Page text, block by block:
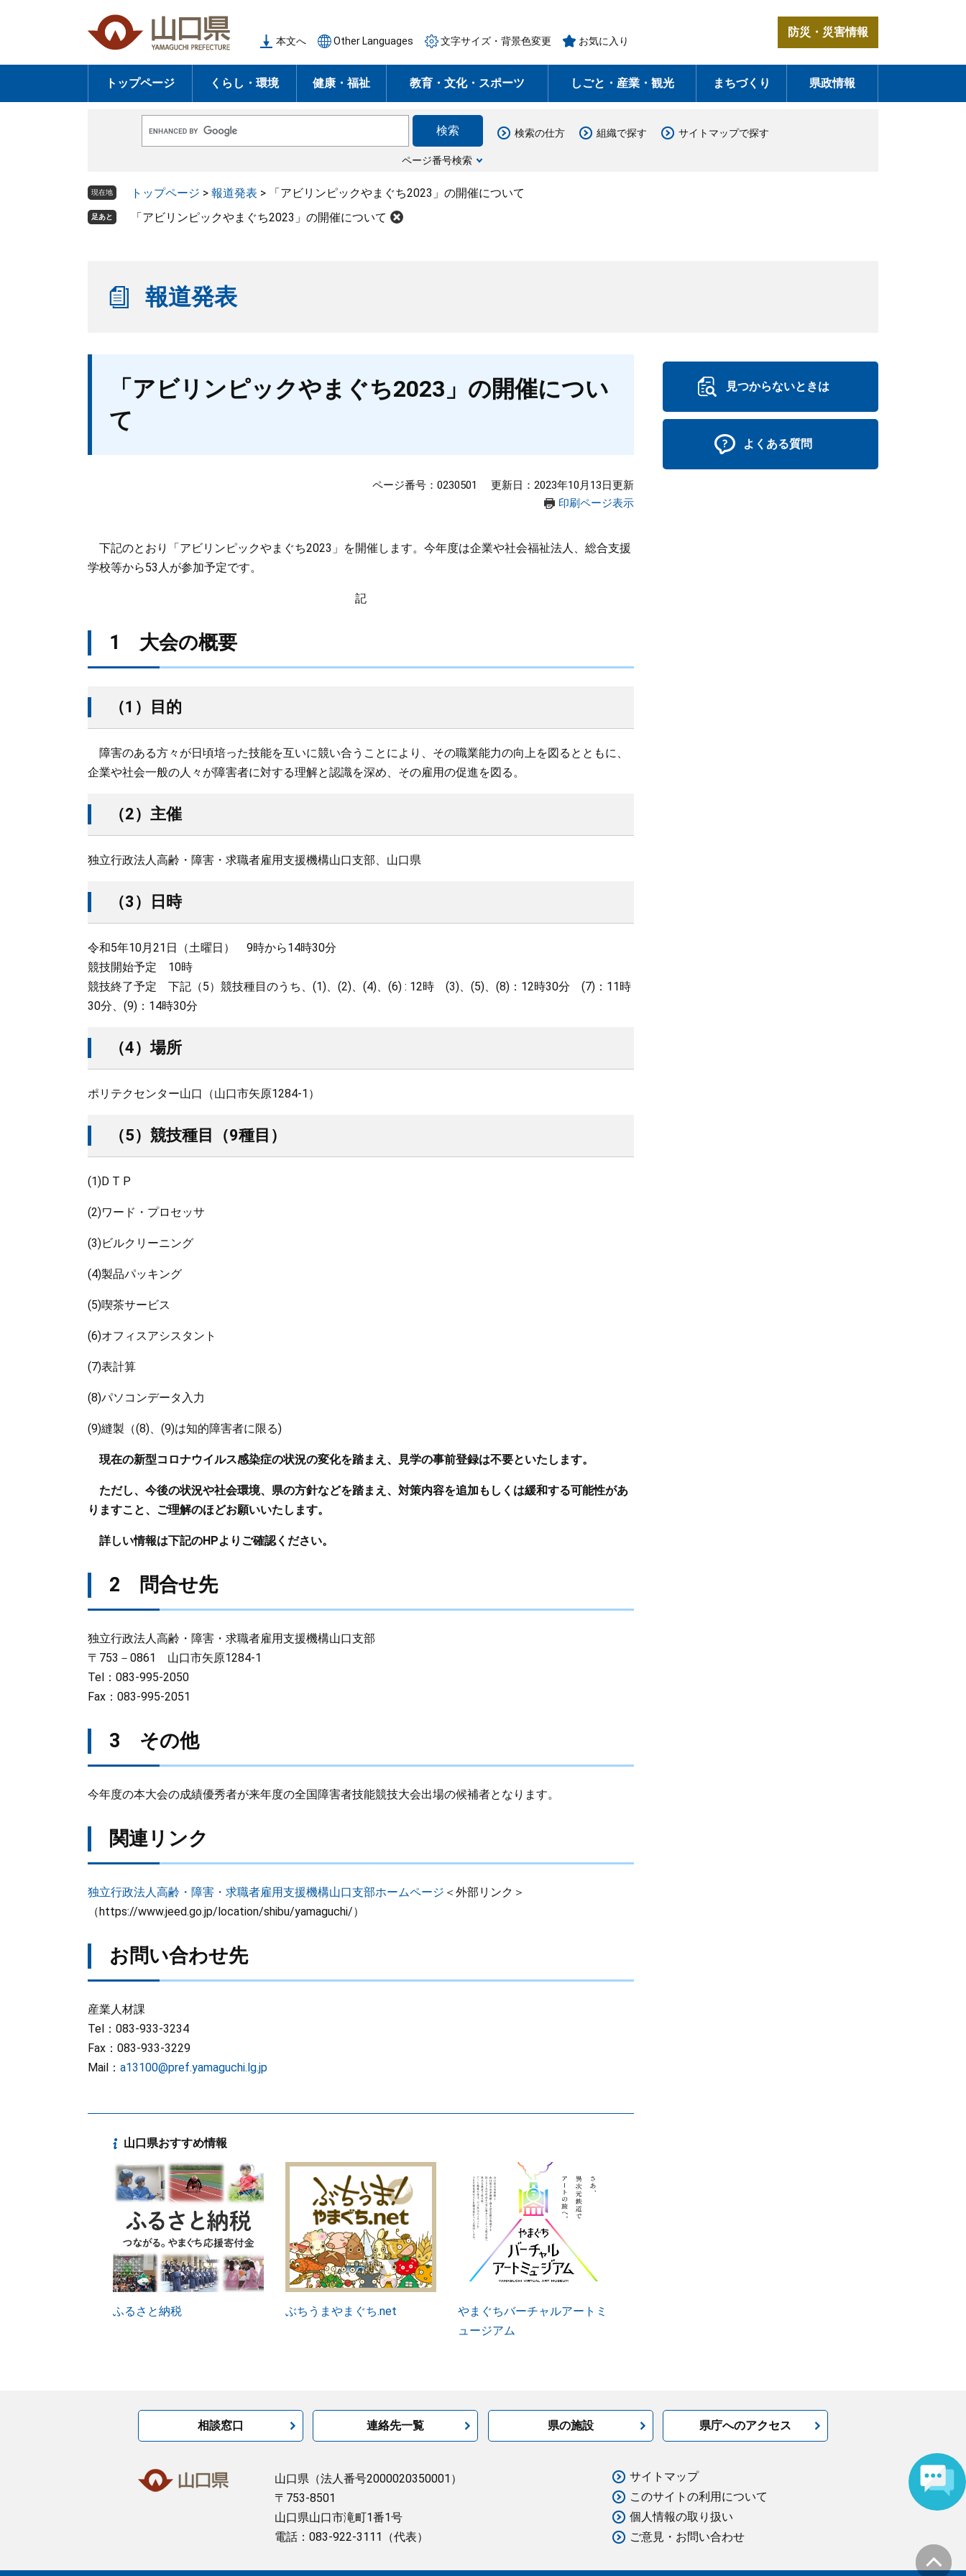
の
頭
ー
飛
本文へ Other Languages 文字サイズ・背景色変更 お気に入り
防災・災害情報
トップページ くらし・環境 健康・福祉 教育・文化・スポーツ しごと・産業・観光 まちづくり 県政情報
o
e
ス
ページ番号検索
検索の仕方 組織で探す サイトマップで探す
現在地 トップページ > 報道発表 > 「アビリンピックやまぐち2023」の開催について
足あと 「アビリンピックやまぐち2023」の開催について
報道発表
「アビリンピックやまぐち2023」の開催につい
て
ページ番号：0230501
更新日：2023年10月13日更新
印刷ページ表示
下記のとおり「アビリンピックやまぐち2023」を開催します。今年度は企業や社会福祉法人、総合支援
学校等から53人が参加予定です。
記
1 大会の概要
（1）目的
障害のある方々が日頃培った技能を互いに競い合うことにより、その職業能力の向上を図るとともに、
企業や社会一般の人々が障害者に対する理解と認識を深め、その雇用の促進を図る。
（2）主催
独立行政法人高齢・障害・求職者雇用支援機構山口支部、山口県
（3）日時
令和5年10月21日（土曜日） 9時から14時30分
競技開始予定 10時
競技終了予定 下記（5）競技種目のうち、(1)、(2)、(4)、(6) : 12時 (3)、(5)、(8)：12時30分 (7)：11時
30分、(9)：14時30分
（4）場所
ポリテクセンター山口（山口市矢原1284-1）
（5）競技種目（9種目）
(1)D T P
(2)ワード・プロセッサ
(3)ビルクリーニング
(4)製品パッキング
(5)喫茶サービス
(6)オフィスアシスタント
(7)表計算
(8)パソコンデータ入力
(9)縫製（(8)、(9)は知的障害者に限る)
現在の新型コロナウイルス感染症の状況の変化を踏まえ、見学の事前登録は不要といたします。
ただし、今後の状況や社会環境、県の方針などを踏まえ、対策内容を追加もしくは緩和する可能性があ
りますこと、ご理解のほどお願いいたします。
詳しい情報は下記のHPよりご確認ください。
2 問合せ先
独立行政法人高齢・障害・求職者雇用支援機構山口支部
〒753－0861 山口市矢原1284-1
Tel：083-995-2050
Fax：083-995-2051
3 その他
今年度の本大会の成績優秀者が来年度の全国障害者技能競技大会出場の候補者となります。
関連リンク
独立行政法人高齢・障害・求職者雇用支援機構山口支部ホームページ ＜外部リンク＞
（https://www.jeed.go.jp/location/shibu/yamaguchi/）
お問い合わせ先
産業人材課
Tel：083-933-3234
Fax：083-933-3229
Mail： a13100@pref.yamaguchi.lg.jp
山口県おすすめ情報
ふるさと納税 ぶちうまやまぐち.net
やまぐちバーチャルアートミ
ュージアム
見つからないときは
よくある質問
相談窓口 連絡先一覧 県の施設 県庁へのアクセス
山口県 （法人番号2000020350001）
〒753-8501
山口県山口市滝町1番1号
電話：083-922-3111（代表）
サイトマップ
このサイトの利用について
個人情報の取り扱い
ご意見・お問い合わせ